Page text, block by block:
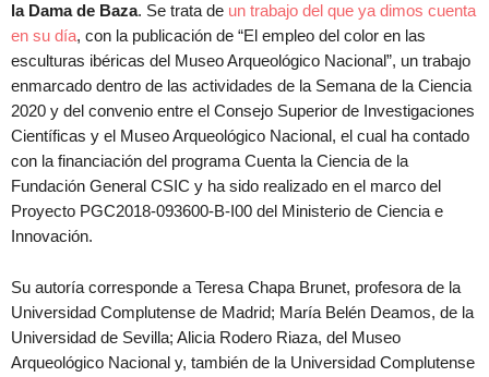
la Dama de Baza. Se trata de un trabajo del que ya dimos cuenta
en su día, con la publicación de “El empleo del color en las
esculturas ibéricas del Museo Arqueológico Nacional”, un trabajo
enmarcado dentro de las actividades de la Semana de la Ciencia
2020 y del convenio entre el Consejo Superior de Investigaciones
Científicas y el Museo Arqueológico Nacional, el cual ha contado
con la financiación del programa Cuenta la Ciencia de la
Fundación General CSIC y ha sido realizado en el marco del
Proyecto PGC2018-093600-B-I00 del Ministerio de Ciencia e
Innovación.
Su autoría corresponde a Teresa Chapa Brunet, profesora de la
Universidad Complutense de Madrid; María Belén Deamos, de la
Universidad de Sevilla; Alicia Rodero Riaza, del Museo
Arqueológico Nacional y, también de la Universidad Complutense